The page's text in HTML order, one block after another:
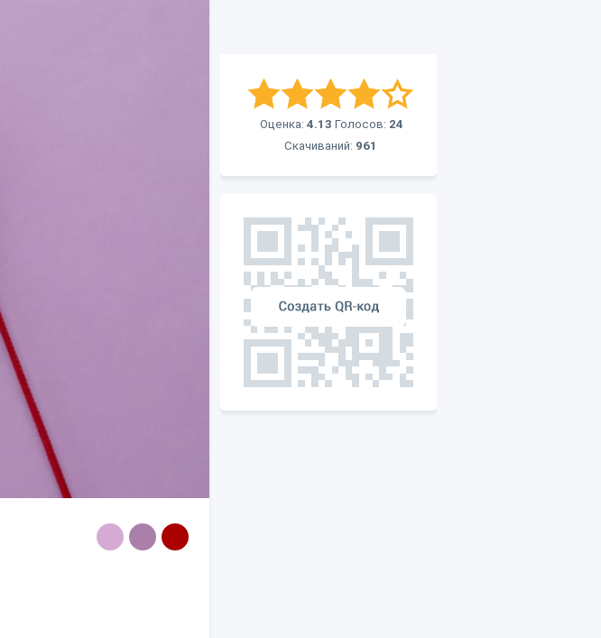
Оценка: 4.13 Голосов: 24
Скачиваний: 961